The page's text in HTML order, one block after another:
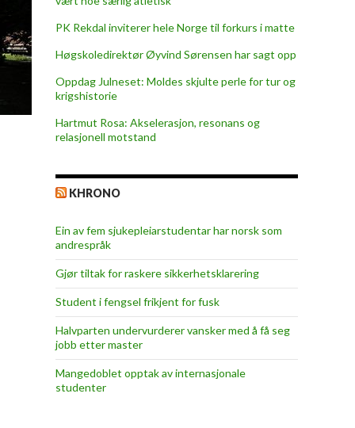
PK Rekdal inviterer hele Norge til forkurs i matte
Høgskoledirektør Øyvind Sørensen har sagt opp
Oppdag Julneset: Moldes skjulte perle for tur og
krigshistorie
Hartmut Rosa: Akselerasjon, resonans og
relasjonell motstand
KHRONO
Ein av fem sjukepleiar­studentar har norsk som
andrespråk
Gjør tiltak for raskere sikkerhets­klarering
Student i fengsel frikjent for fusk
Halvparten undervurderer vansker med å få seg
jobb etter master
Mangedoblet opptak av internasjonale
studenter